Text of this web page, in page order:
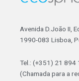
Avenida D.João II,
1990-083 Lisboa,
Tel.: (+351) 21 894
(Chamada para a